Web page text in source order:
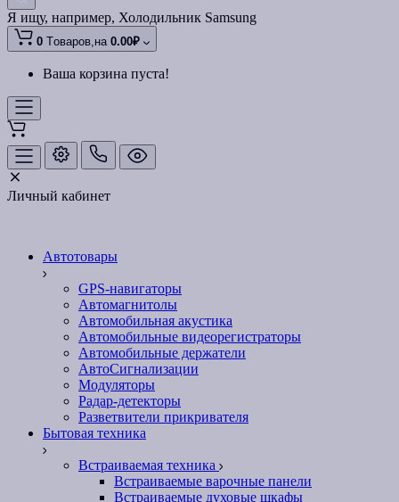
Я ищу, например, Холодильник Samsung
0 Tоваров,на 0.00₽
Ваша корзина пуста!
Личный кабинет
Автотовары
GPS-навигаторы
Автомагнитолы
Автомобильная акустика
Автомобильные видеорегистраторы
Автомобильные держатели
АвтоСигнализации
Модуляторы
Радар-детекторы
Разветвители прикривателя
Бытовая техника
Встраиваемая техника
Встраиваемые варочные панели
Встраиваемые духовые шкафы